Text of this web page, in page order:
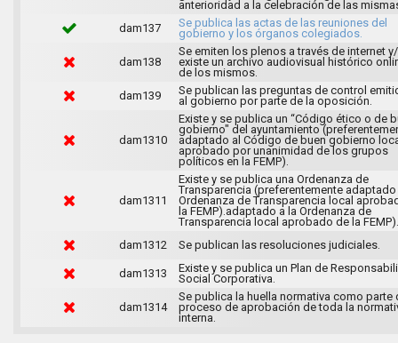
anterioridad a la celebración de las
dam137
Se publica las actas de las reuniones del
gobierno y los órganos colegiados.
dam138
Se emiten los plenos a través de internet
existe un archivo audiovisual histórico
de los mismos.
dam139
Se publican las preguntas de control
al gobierno por parte de la oposición.
dam1310
Existe y se publica un “Código ético o de
gobierno" del ayuntamiento
adaptado al Código de buen gobierno
aprobado por unanimidad de los grupos
políticos en la FEMP).
dam1311
Existe y se publica una Ordenanza de
Transparencia (preferentemente adaptado
Ordenanza de Transparencia local
la FEMP).adaptado a la Ordenanza de
Transparencia local aprobado de la FEMP).
dam1312
Se publican las resoluciones judiciales.
dam1313
Existe y se publica un Plan de
Social Corporativa.
dam1314
Se publica la huella normativa como parte
proceso de aprobación de toda la
interna.